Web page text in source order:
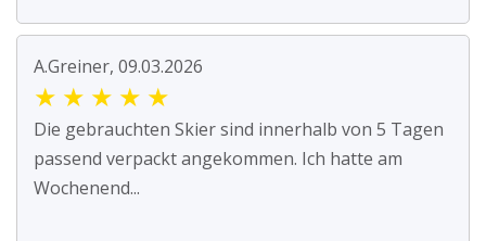
A.Greiner, 09.03.2026
★ ★ ★ ★ ★
Die gebrauchten Skier sind innerhalb von 5 Tagen
passend verpackt angekommen. Ich hatte am
Wochenend...